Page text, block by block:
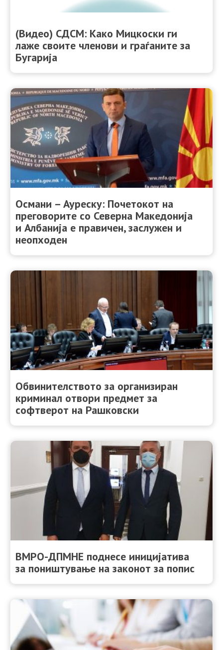
(Видео) СДСМ: Како Мицкоски ги
лаже своите членови и граѓаните за
Бугарија
Oсмани – Ауреску: Почетокот на
преговорите со Северна Македонија
и Албанија е правичен, заслужен и
неопходен
Обвинителството за организиран
криминал отвори предмет за
софтверот на Рашковски
ВМРО-ДПМНЕ поднесе иницијатива
за поништување на законот за попис